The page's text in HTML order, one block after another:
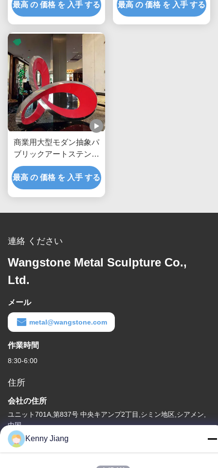
ズ彫刻
最高 の 価格 を 入手 する
最高 の 価格 を 入手 する
商業用大型モダン抽象パ
ブリックアートステンレ
ス鋼彫刻
最高 の 価格 を 入手 する
連絡 ください
Wangstone Metal Sculpture Co.,
Ltd.
メール
metal@wangstone.com
作業時間
8:30-6:00
住所
会社の住所
ユニット701A,第837号 中央キアンプ2丁目,シミン地区,シアメン,
中国
工場住所
Kenny Jiang